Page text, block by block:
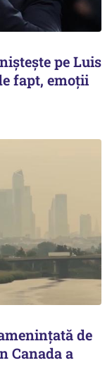
pe Luis
fapt, emoții
de
Canada a